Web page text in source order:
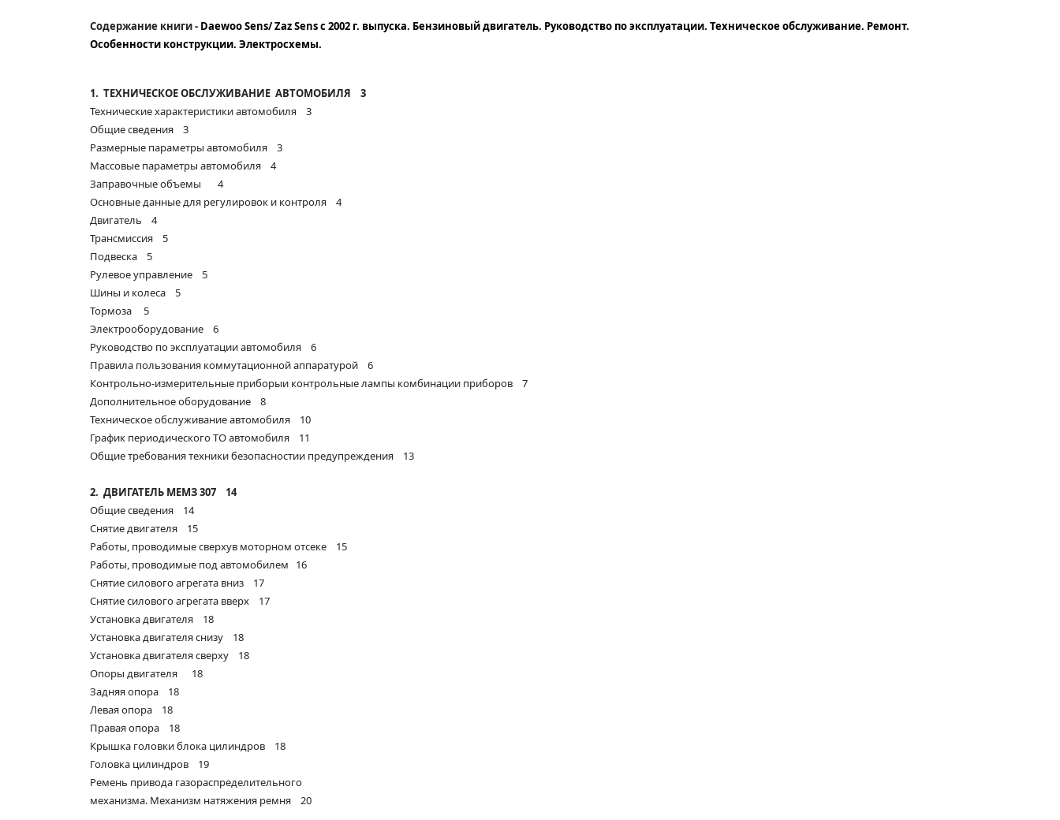
Содержание книги - Daewoo Sens/ Zaz Sensс 2002 г. выпуска. Бензиновый двигатель. Руководство по эксплуатации. Техническое обслуживание. Ремонт.
Особенности конструкции. Электросхемы.
1. ТЕХНИЧЕСКОЕ ОБСЛУЖИВАНИЕ АВТОМОБИЛЯ 3
Технические характеристики автомобиля 3
Общие сведения 3
Размерные параметры автомобиля 3
Массовые параметры автомобиля 4
Заправочные объемы 4
Основные данные для регулировок и контроля 4
Двигатель 4
Трансмиссия 5
Подвеска 5
Рулевое управление 5
Шины и колеса 5
Тормоза 5
Электрооборудование 6
Руководство по эксплуатации автомобиля 6
Правила пользования коммутационной аппаратурой 6
Контрольно-измерительные приборыи контрольные лампы комбинации приборов 7
Дополнительное оборудование 8
Техническое обслуживание автомобиля 10
График периодического ТО автомобиля 11
Общие требования техники безопасностии предупреждения 13
2. ДВИГАТЕЛЬ МЕМЗ 307 14
Общие сведения 14
Снятие двигателя 15
Работы, проводимые сверхув моторном отсеке 15
Работы, проводимые под автомобилем 16
Снятие силового агрегата вниз 17
Снятие силового агрегата вверх 17
Установка двигателя 18
Установка двигателя снизу 18
Установка двигателя сверху 18
Опоры двигателя 18
Задняя опора 18
Левая опора 18
Правая опора 18
Крышка головки блока цилиндров 18
Головка цилиндров 19
Ремень привода газораспределительного
механизма. Механизм натяжения ремня 20